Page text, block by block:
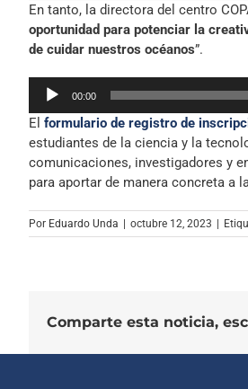
audio
En tanto, la directora del centro
oportunidad para potenciar la
de cuidar nuestros océanos”.
Reproductor
audio
00:00
El formulario de registro de
estudiantes de la ciencia y la
comunicaciones, investigadores y
para aportar de manera concreta a
Por Eduardo Unda | octubre 12, 2023 |
Comparte esta noticia,